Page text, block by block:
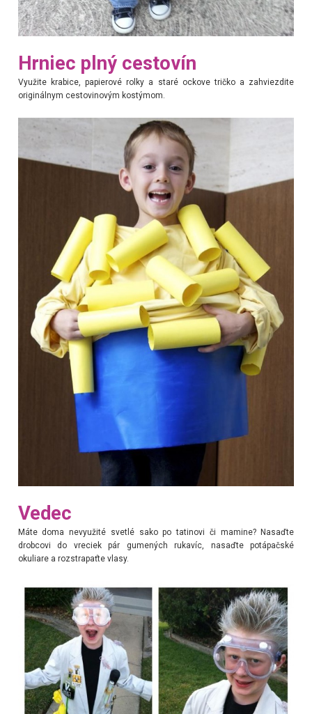
Hrniec plný cestovín
Využite krabice, papierové rolky a staré ockove tričko a zahviezdite
originálnym cestovinovým kostýmom.
Vedec
Máte doma nevyužité svetlé sako po tatinovi či mamine? Nasaďte
drobcovi do vreciek pár gumených rukavíc, nasaďte potápačské
okuliare a rozstrapaťte vlasy.